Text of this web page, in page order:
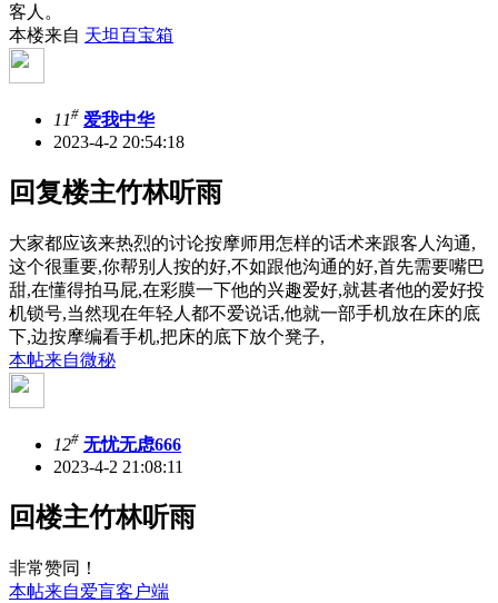
客人。
本楼来自 天坦百宝箱
11# 爱我中华
2023-4-2 20:54:18
回复楼主竹林听雨
大家都应该来热烈的讨论按摩师用怎样的话术来跟客人沟通,
这个很重要,你帮别人按的好,不如跟他沟通的好,首先需要嘴巴
甜,在懂得拍马屁,在彩膜一下他的兴趣爱好,就甚者他的爱好投
机锁号,当然现在年轻人都不爱说话,他就一部手机放在床的底
下,边按摩编看手机,把床的底下放个凳子,
本帖来自微秘
12# 无忧无虑666
2023-4-2 21:08:11
回楼主竹林听雨
非常赞同！
本帖来自爱盲客户端